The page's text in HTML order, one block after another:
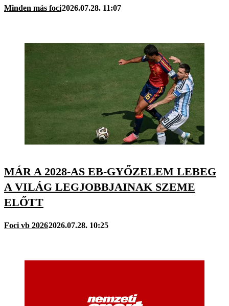
Minden más foci2026.07.28. 11:07
MÁR A 2028-AS EB-GYŐZELEM LEBEG
A VILÁG LEGJOBBJAINAK SZEME
ELŐTT
Foci vb 20262026.07.28. 10:25